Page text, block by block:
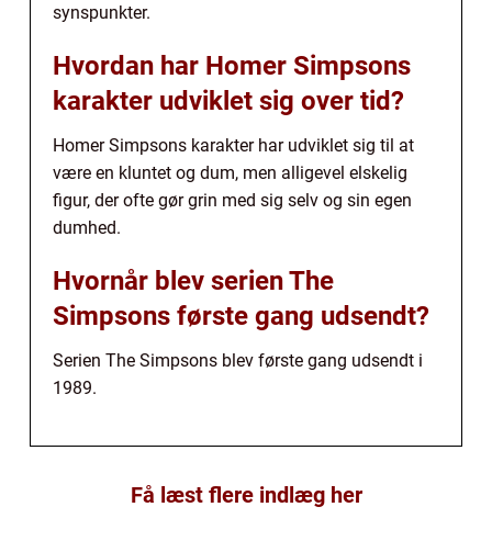
synspunkter.
Hvordan har Homer Simpsons
karakter udviklet sig over tid?
Homer Simpsons karakter har udviklet sig til at
være en kluntet og dum, men alligevel elskelig
figur, der ofte gør grin med sig selv og sin egen
dumhed.
Hvornår blev serien The
Simpsons første gang udsendt?
Serien The Simpsons blev første gang udsendt i
1989.
Få læst flere indlæg her